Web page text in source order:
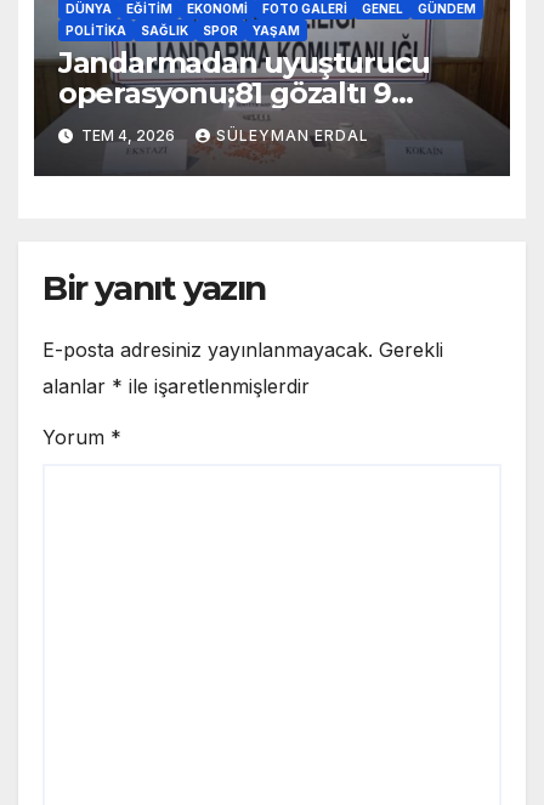
DÜNYA EĞITIM EKONOMI FOTO GALERI GENEL
GÜNDEM
POLITIKA
SAĞLIK SPOR YAŞAM
Jandarmadan uyuşturucu
operasyonu;81 gözaltı 9
tutuklama
TEM 4, 2026 SÜLEYMAN ERDAL
Bir yanıt yazın
E-posta adresiniz yayınlanmayacak. Gerekli
alanlar * ile işaretlenmişlerdir
Yorum *